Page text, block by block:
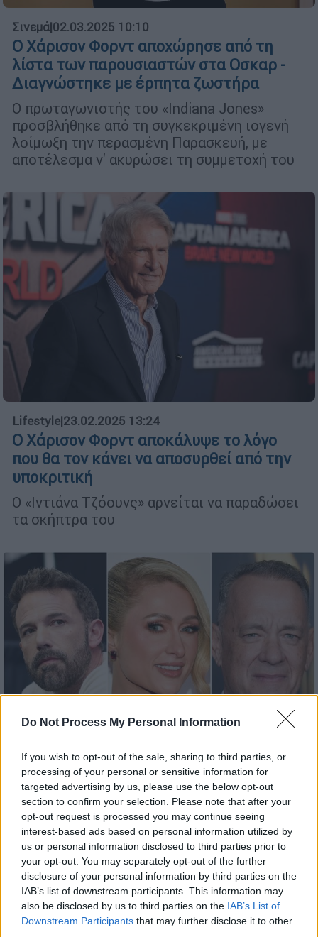
Do Not Process My Personal Information
If you wish to opt-out of the sale, sharing to third parties, or
processing of your personal or sensitive information for
targeted advertising by us, please use the below opt-out
section to confirm your selection. Please note that after your
opt-out request is processed you may continue seeing
interest-based ads based on personal information utilized by
us or personal information disclosed to third parties prior to
your opt-out. You may separately opt-out of the further
disclosure of your personal information by third parties on the
IAB’s list of downstream participants. This information may
also be disclosed by us to third parties on the IAB’s List of
Downstream Participants that may further disclose it to other
Σινεμά|02.03.2025 10:10
Ο Χάρισον Φορντ αποχώρησε από τη
λίστα των παρουσιαστών στα Οσκαρ -
Διαγνώστηκε με έρπητα ζωστήρα
Ο πρωταγωνιστής του «Indiana Jones»
προσβλήθηκε από τη συγκεκριμένη ιογενή
λοίμωξη την περασμένη Παρασκευή, με
αποτέλεσμα ν' ακυρώσει τη συμμετοχή του
Lifestyle|23.02.2025 13:24
Ο Χάρισον Φορντ αποκάλυψε το λόγο
που θα τον κάνει να αποσυρθεί από την
υποκριτική
Ο «Ιντιάνα Τζόουνς» αρνείται να παραδώσει
τα σκήπτρα του
Lifestyle |10.01.2025 15:28
Στάχτη έγιναν οι επαύλεις πολλών
διάσημων στο Λος Άντζελες - Δεκάδες
σταρ αναγκάστηκαν να εγκαταλείψουν
τα σπίτια τους
Και ο απολογισμός όλο και μεγαλώνει